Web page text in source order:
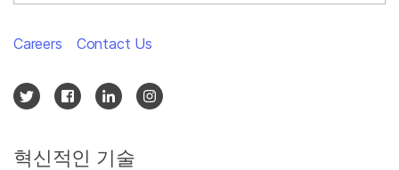
혁신적인 기술
Careers Contact Us